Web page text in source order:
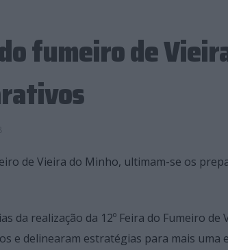
fumeiro de
de Vieira do Minho, ultimam-se os
da realização da 12º Feira do Fumeiro
e delinearam estratégias para mais uma